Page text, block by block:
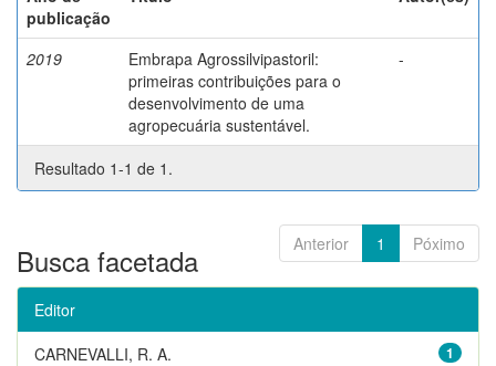
publicação
2019
Embrapa Agrossilvipastoril:
primeiras contribuições para o
desenvolvimento de uma
agropecuária sustentável.
-
Resultado 1-1 de 1.
Anterior 1 Póximo
Busca facetada
Editor
1
CARNEVALLI, R. A.